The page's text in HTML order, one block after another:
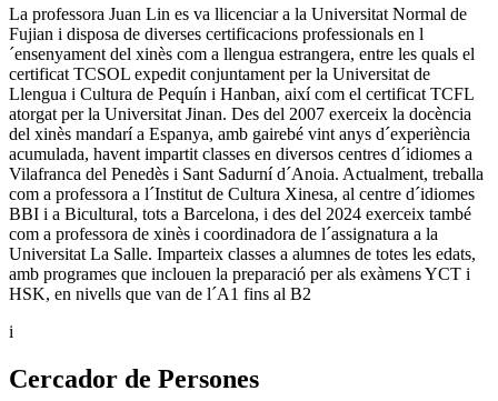
La professora Juan Lin es va llicenciar a la Universitat Normal de
Fujian i disposa de diverses certificacions professionals en l
´ensenyament del xinès com a llengua estrangera, entre les quals el
certificat TCSOL expedit conjuntament per la Universitat de
Llengua i Cultura de Pequín i Hanban, així com el certificat TCFL
atorgat per la Universitat Jinan. Des del 2007 exerceix la docència
del xinès mandarí a Espanya, amb gairebé vint anys d´experiència
acumulada, havent impartit classes en diversos centres d´idiomes a
Vilafranca del Penedès i Sant Sadurní d´Anoia. Actualment, treballa
com a professora a l´Institut de Cultura Xinesa, al centre d´idiomes
BBI i a Bicultural, tots a Barcelona, i des del 2024 exerceix també
com a professora de xinès i coordinadora de l´assignatura a la
Universitat La Salle. Imparteix classes a alumnes de totes les edats,
amb programes que inclouen la preparació per als exàmens YCT i
HSK, en nivells que van de l´A1 fins al B2
i
Cercador de Persones